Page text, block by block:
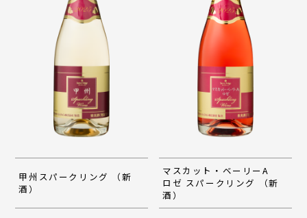
甲州スパークリング （新
酒）
マスカット・ベーリーA
ロゼ スパークリング （新
酒）